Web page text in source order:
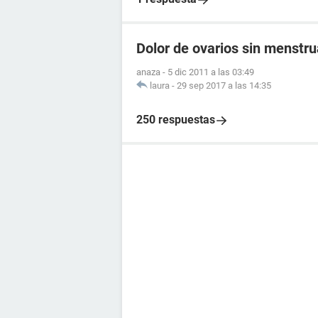
Dolor de ovarios sin
anaza - 5 dic 2011 a las 03:49
laura - 29 sep 2017 a las 14:35
250 respuestas